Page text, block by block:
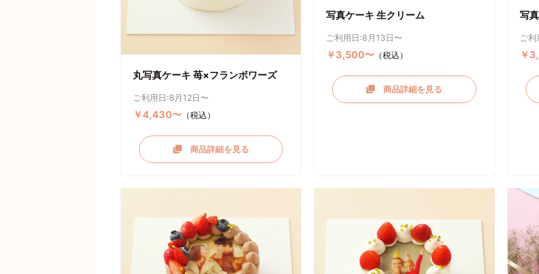
丸写真ケーキ 苺×フランボワーズ
ご利用日:8月12日〜
￥4,430〜 （税込）
商品詳細を見る
写真ケーキ 生クリーム
ご利用日:8月13日〜
￥3,500〜 （税込）
商品詳細を見る
写
ご
￥